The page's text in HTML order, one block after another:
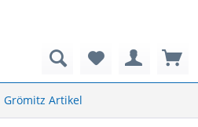
Grömitz Artikel